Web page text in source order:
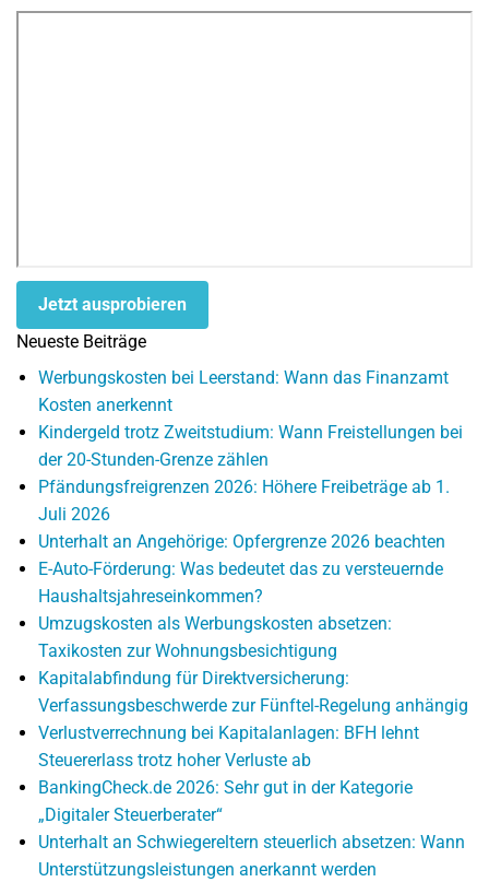
Jetzt ausprobieren
Neueste Beiträge
Werbungskosten bei Leerstand: Wann das Finanzamt
Kosten anerkennt
Kindergeld trotz Zweitstudium: Wann Freistellungen bei
der 20-Stunden-Grenze zählen
Pfändungsfreigrenzen 2026: Höhere Freibeträge ab 1.
Juli 2026
Unterhalt an Angehörige: Opfergrenze 2026 beachten
E-Auto-Förderung: Was bedeutet das zu versteuernde
Haushaltsjahreseinkommen?
Umzugskosten als Werbungskosten absetzen:
Taxikosten zur Wohnungsbesichtigung
Kapitalabfindung für Direktversicherung:
Verfassungsbeschwerde zur Fünftel-Regelung anhängig
Verlustverrechnung bei Kapitalanlagen: BFH lehnt
Steuererlass trotz hoher Verluste ab
BankingCheck.de 2026: Sehr gut in der Kategorie
„Digitaler Steuerberater“
Unterhalt an Schwiegereltern steuerlich absetzen: Wann
Unterstützungsleistungen anerkannt werden